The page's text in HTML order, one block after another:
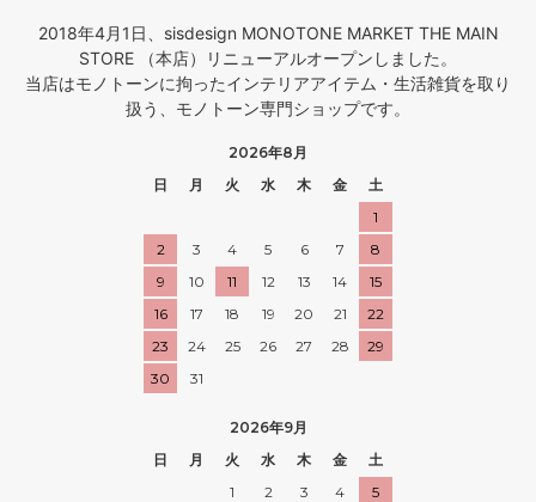
2018年4月1日、sisdesign MONOTONE MARKET THE MAIN
STORE （本店）リニューアルオープンしました。
当店はモノトーンに拘ったインテリアアイテム・生活雑貨を取り
扱う、モノトーン専門ショップです。
2026年8月
日
月 火 水 木 金
土
1
2
3 4 5 6 7
8
9
10 11 12 13 14
15
16
17 18 19 20 21
22
23
24 25 26 27 28
29
30
31
2026年9月
日
月 火 水 木 金
土
1
2 3 4
5